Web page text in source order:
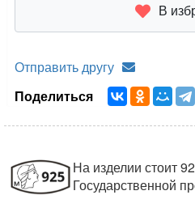
В
Отправить другу
Поделиться
На изделии стоит
Государственной